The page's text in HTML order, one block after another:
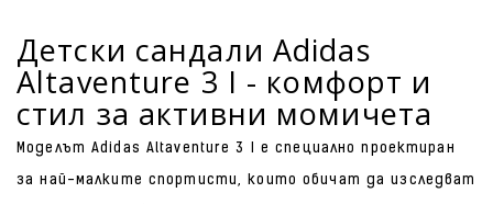
Детски сандали Adidas
Altaventure 3 I - комфорт и
стил за активни момичета
Моделът Adidas Altaventure 3 I е специално проектиран
за най-малките спортисти, които обичат да изследват